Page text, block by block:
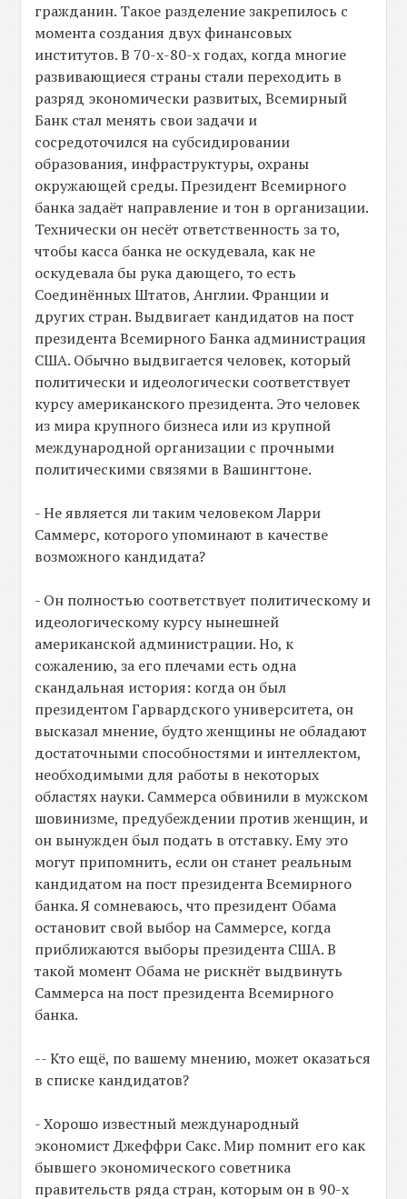
гражданин. Такое разделение закрепилось с
момента создания двух финансовых
институтов. В 70-х-80-х годах, когда многие
развивающиеся страны стали переходить в
разряд экономически развитых, Всемирный
Банк стал менять свои задачи и
сосредоточился на субсидировании
образования, инфраструктуры, охраны
окружающей среды. Президент Всемирного
банка задаёт направление и тон в организации.
Технически он несёт ответственность за то,
чтобы касса банка не оскудевала, как не
оскудевала бы рука дающего, то есть
Соединённых Штатов, Англии. Франции и
других стран. Выдвигает кандидатов на пост
президента Всемирного Банка администрация
США. Обычно выдвигается человек, который
политически и идеологически соответствует
курсу американского президента. Это человек
из мира крупного бизнеса или из крупной
международной организации с прочными
политическими связями в Вашингтоне.
- Не является ли таким человеком Ларри
Саммерс, которого упоминают в качестве
возможного кандидата?
- Он полностью соответствует политическому и
идеологическому курсу нынешней
американской администрации. Но, к
сожалению, за его плечами есть одна
скандальная история: когда он был
президентом Гарвардского университета, он
высказал мнение, будто женщины не обладают
достаточными способностями и интеллектом,
необходимыми для работы в некоторых
областях науки. Саммерса обвинили в мужском
шовинизме, предубеждении против женщин, и
он вынужден был подать в отставку. Ему это
могут припомнить, если он станет реальным
кандидатом на пост президента Всемирного
банка. Я сомневаюсь, что президент Обама
остановит свой выбор на Саммерсе, когда
приближаются выборы президента США. В
такой момент Обама не рискнёт выдвинуть
Саммерса на пост президента Всемирного
банка.
-- Кто ещё, по вашему мнению, может оказаться
в списке кандидатов?
- Хорошо известный международный
экономист Джеффри Сакс. Мир помнит его как
бывшего экономического советника
правительств ряда стран, которым он в 90-х